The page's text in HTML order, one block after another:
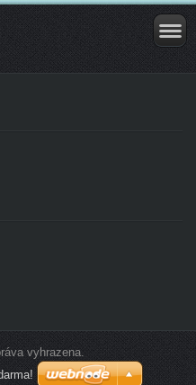
vyhrazena.